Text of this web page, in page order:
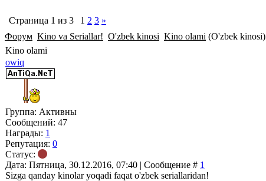
Страница 1 из 3 1 2 3 »
Форум Kino va Seriallar! O'zbek kinosi Kino olami (O'zbek kinosi)
Kino olami
owiq
Группа: Aктивны
Сообщений: 47
Награды: 1
Репутация: 0
Статус:
Дата: Пятница, 30.12.2016, 07:40 | Сообщение # 1
Sizga qanday kinolar yoqadi faqat o'zbek seriallaridan!